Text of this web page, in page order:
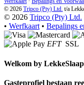
© 2026 Tripco (Pty) Ltd. t/a
© 2026 Tripco (Pty) Ltd.
• Werfkaart • Bepalings
EFT SSL
Welkom by LekkeSlaap
Gasteprofiel bestaan